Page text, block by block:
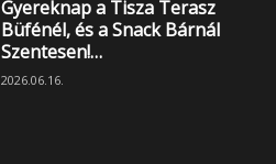
Gyereknap a Tisza Terasz
Büfénél, és a Snack Bárnál
Szentesen!…
2026.06.16.